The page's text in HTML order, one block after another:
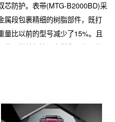
芯防护。表带(MTG-B2000BD)采
属段包裹精细的树脂部件，既打
量比以前的型号减少了15%。且
整更简单便捷。多样化配色。使